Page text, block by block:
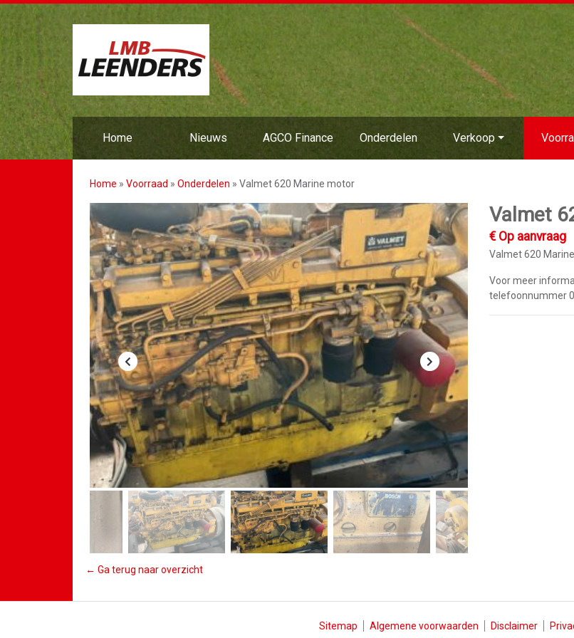
Home Nieuws AGCO Finance Onderdelen Verkoop
Home » Voorraad » Onderdelen » Valmet 620 Marine motor
Valmet
€ Op aanvraag
Valmet 620
Voor meer
telefoonnummer
← Ga terug naar overzicht
Sitemap Algemene voorwaarden Disclaimer